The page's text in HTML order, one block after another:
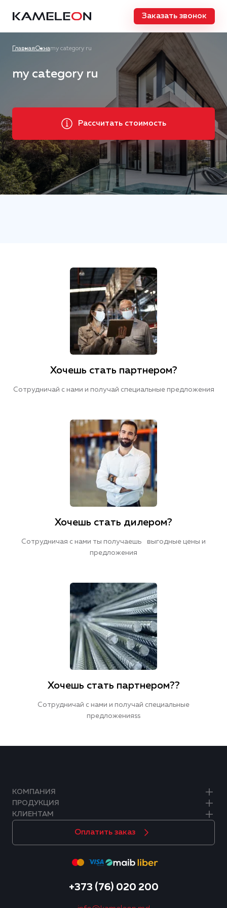
Заказать звонок
ГлавнаяОкнаmy category ru
my category ru
Рассчитать стоимость
Хочешь стать партнером?
Сотрудничай с нами и получай специальные предложения
Хочешь стать дилером?
Сотрудничая с нами ты получаешь выгодные цены и
предложения
Хочешь стать партнером??
Сотрудничай с нами и получай специальные
предложенияss
КОМПАНИЯ
ПРОДУКЦИЯ
КЛИЕНТАМ
Оплатить заказ
+373 (76) 020 200